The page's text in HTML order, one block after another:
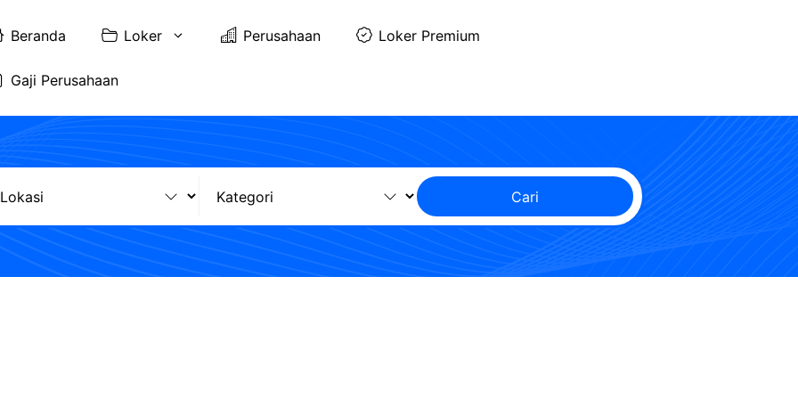
Beranda Loker Perusahaan Loker Premium
Gaji Perusahaan
Cari